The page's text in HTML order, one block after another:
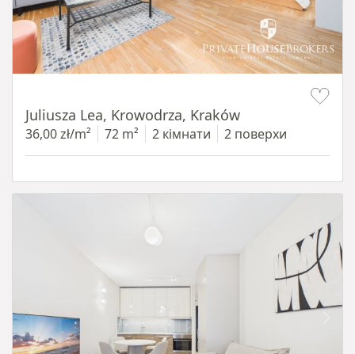
Juliusza Lea, Krowodrza, Kraków
36,00 zł/m² 72 m² 2 кімнати 2 поверхи